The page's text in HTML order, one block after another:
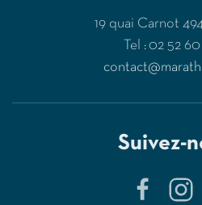
19 quai Carnot
Tel : 02 52
Suivez-